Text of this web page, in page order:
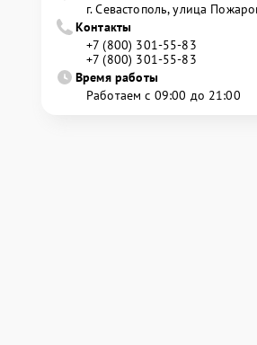
г. Севастополь, улица
Контакты
+7 (800) 301-55-83
+7 (800) 301-55-83
Время работы
Работаем с 09:00 до 21:00